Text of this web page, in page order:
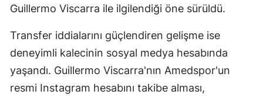
Guillermo Viscarra ile ilgilendiği öne sürüldü.
Transfer iddialarını güçlendiren gelişme ise
deneyimli kalecinin sosyal medya hesabında
yaşandı. Guillermo Viscarra'nın Amedspor'un
resmi Instagram hesabını takibe alması,